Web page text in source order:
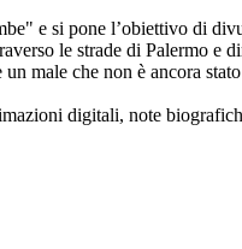
e si pone l’obiettivo di
le strade di Palermo
male che non è ancora
digitali, note